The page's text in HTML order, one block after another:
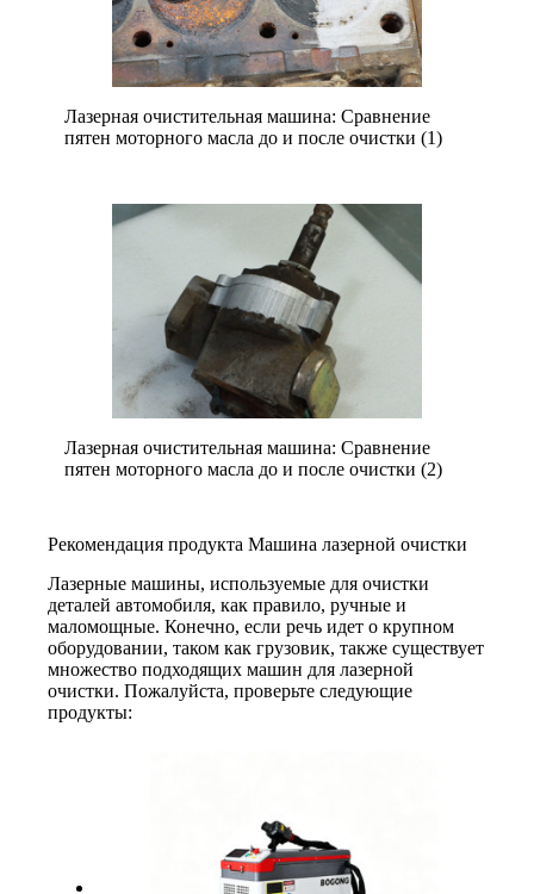
Лазерная очистительная машина: Сравнение
пятен моторного масла до и после очистки (1)
Лазерная очистительная машина: Сравнение
пятен моторного масла до и после очистки (2)
Рекомендация продукта Машина лазерной очистки
Лазерные машины, используемые для очистки
деталей автомобиля, как правило, ручные и
маломощные. Конечно, если речь идет о крупном
оборудовании, таком как грузовик, также существует
множество подходящих машин для лазерной
очистки. Пожалуйста, проверьте следующие
продукты: